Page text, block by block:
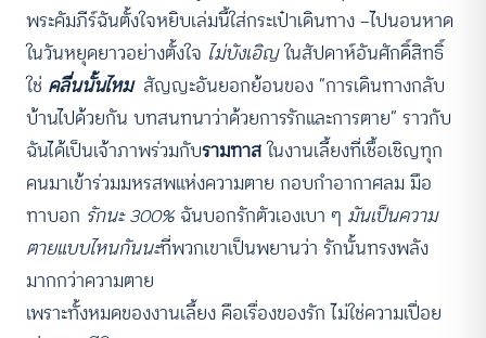
พระคัมภีร์ฉันตั้งใจหยิบเล่มนี้ใส่กระเป๋าเดินทาง —ไปนอนหาด
ในวันหยุดยาวอย่างตั้งใจ ไม่บังเอิญในสัปดาห์อันศักดิ์สิทธิ์
ใช่ คลื่นนั้นไหมสัญญะอันยอกย้อนของ “การเดินทางกลับ
บ้านไปด้วยกัน บทสนทนาว่าด้วยการรักและการตาย” ราวกับ
ฉันได้เป็นเจ้าภาพร่วมกับรามทาสในงานเลี้ยงที่เชื้อเชิญทุก
คนมาเข้าร่วมมหรสพแห่งความตาย กอบกำอากาศลม มือ
ทาบอก รักนะ 300%ฉันบอกรักตัวเองเบา ๆ มันเป็นความ
ตายแบบไหนกันนะที่พวกเขาเป็นพยานว่า รักนั้นทรงพลัง
มากกว่าความตาย
เพราะทั้งหมดของงานเลี้ยง คือเรื่องของรัก ไม่ใช่ความเปื่อย